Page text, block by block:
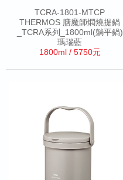
TCRA-1801-MTCP
THERMOS 膳魔師燜燒提鍋
_TCRA系列_1800ml(躺平鍋)
瑪瑙藍
1800ml / 5750元